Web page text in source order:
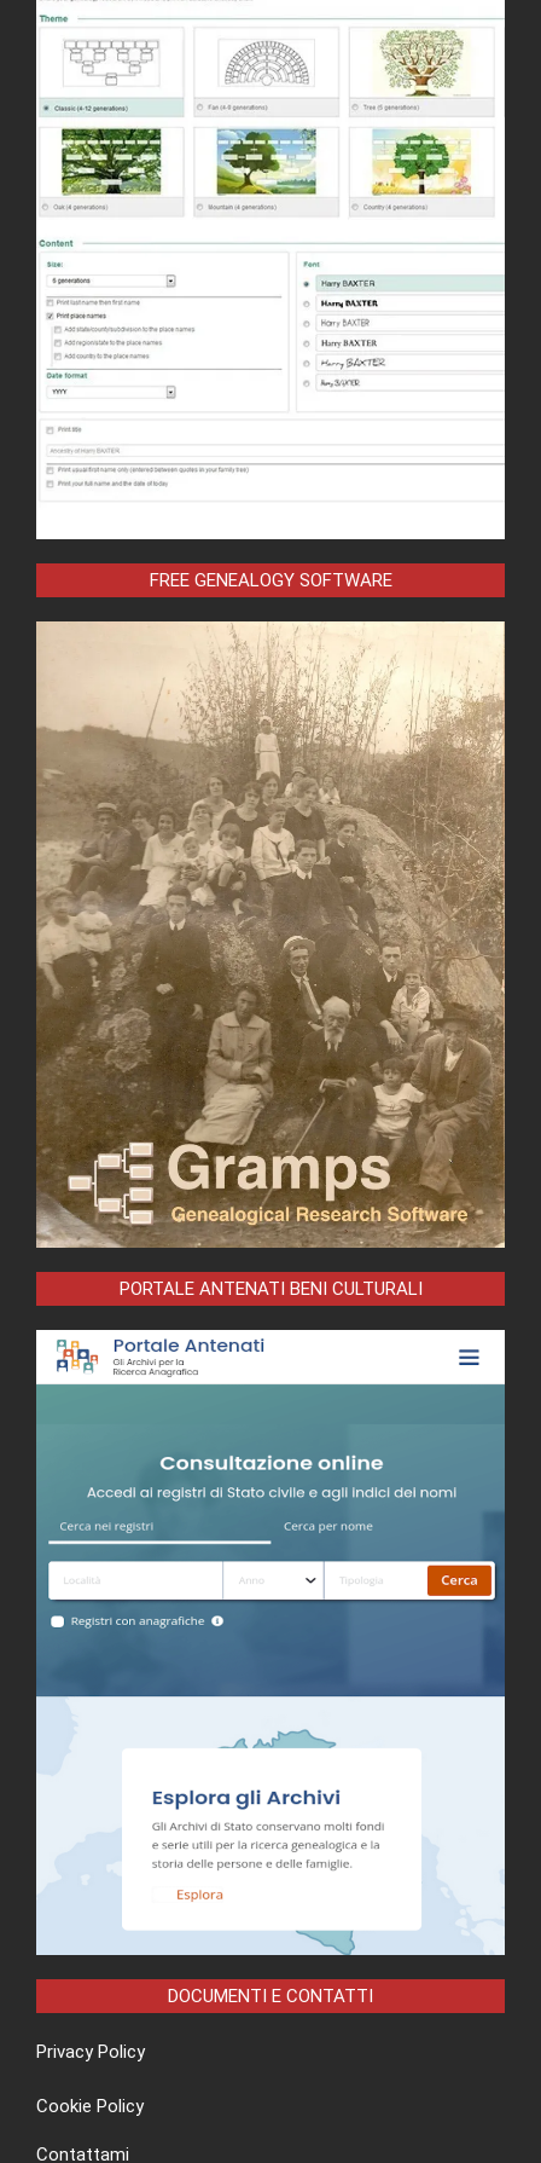
FREE GENEALOGY SOFTWARE
PORTALE ANTENATI BENI CULTURALI
DOCUMENTI E CONTATTI
Privacy Policy
Cookie Policy
Contattami